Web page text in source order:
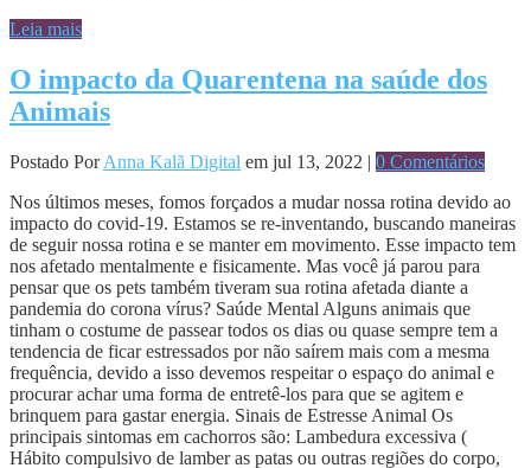
Leia mais
O impacto da Quarentena na saúde dos
Animais
Postado PorAnna Kalã Digital em jul 13, 2022 | 0 Comentários
Nos últimos meses, fomos forçados a mudar nossa rotina devido ao
impacto do covid-19. Estamos se re-inventando, buscando maneiras
de seguir nossa rotina e se manter em movimento. Esse impacto tem
nos afetado mentalmente e fisicamente. Mas você já parou para
pensar que os pets também tiveram sua rotina afetada diante a
pandemia do corona vírus? Saúde Mental Alguns animais que
tinham o costume de passear todos os dias ou quase sempre tem a
tendencia de ficar estressados por não saírem mais com a mesma
frequência, devido a isso devemos respeitar o espaço do animal e
procurar achar uma forma de entretê-los para que se agitem e
brinquem para gastar energia. Sinais de Estresse Animal Os
principais sintomas em cachorros são: Lambedura excessiva (
Hábito compulsivo de lamber as patas ou outras regiões do corpo,